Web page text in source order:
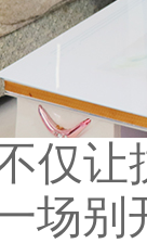
仅
场